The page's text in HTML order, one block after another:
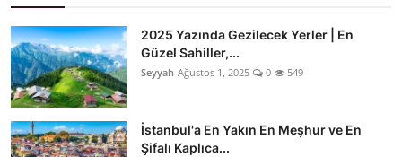
2025 Yazında Gezilecek Yerler | En
Güzel Sahiller,...
Seyyah Ağustos 1, 2025 0 549
İstanbul'a En Yakın En Meşhur ve En
Şifalı Kaplıca...